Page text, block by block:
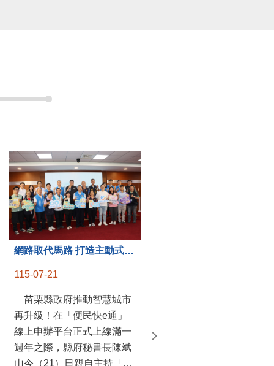
115-07-21
苗栗縣政府推動智慧城市
再升級！在「便民快e通」
線上申辦平台正式上線滿一
週年之際，縣府秘書長陳斌
山今（21）日親自主持「便
運作，這是鄉內第6個、全